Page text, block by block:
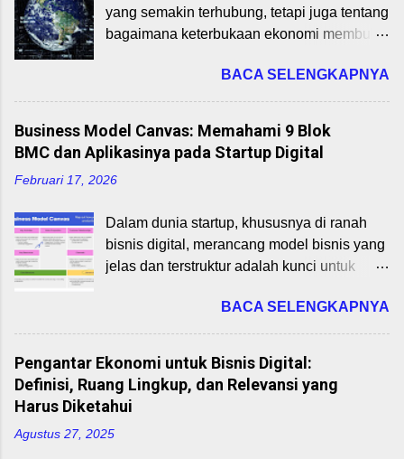
yang semakin terhubung, tetapi juga tentang
bagaimana keterbukaan ekonomi membuka
Dalam konteks ini, perdagangan
internasional dan integrasi ekonomi global
memainkan peran strategis dalam
mempercepat pertumbuhan ekonomi,
transfer teknologi, dan penciptaan lapangan
kerja. Perdagangan Internasional:
internasional adalah pertukaran barang dan
jasa antarnegara. Negara melakukan
perdagangan karena tidak semua
Dalam praktiknya, perdagangan ini
melibatkan ekspor (penjualan ke luar
negeri) dan impor (pembelian dari luar
negeri). Manfaat perdagangan internasional
antara lain: Spesialisasi dan Efisiensi
BACA SELENGKAPNYA
Business Model Canvas: Memahami 9 Blok
BMC dan Aplikasinya pada Startup Digital
Februari 17, 2026
Dalam dunia startup, khususnya di ranah
bisnis digital, merancang model bisnis yang
jelas dan terstruktur adalah kunci untuk
Business Model Canvas (BMC), yang
dikembangkan oleh Alexander Osterwalder
dan Yves Pigneur (2010), adalah alat
strategis yang membantu wirausahawan
memetakan elemen-elemen inti bisnis
bagian dari mata kuliah Perencanaan Bisnis
BACA SELENGKAPNYA
Pengantar Ekonomi untuk Bisnis Digital:
Definisi, Ruang Lingkup, dan Relevansi yang
Harus Diketahui
Agustus 27, 2025